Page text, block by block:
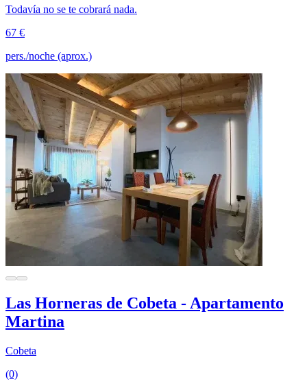
Todavía no se te cobrará nada.
67 €
pers./noche (aprox.)
Las Horneras de Cobeta - Apartamento
Martina
Cobeta
(0)